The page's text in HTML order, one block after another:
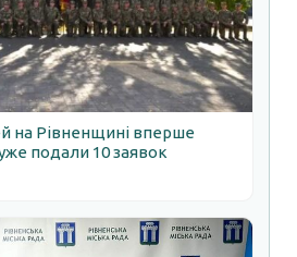
на Рівненщині вперше
подали 10 заявок